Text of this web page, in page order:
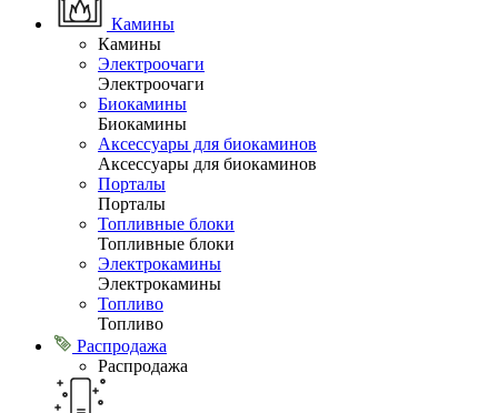
Камины
Камины
Электроочаги
Электроочаги
Биокамины
Биокамины
Аксессуары для биокаминов
Аксессуары для биокаминов
Порталы
Порталы
Топливные блоки
Топливные блоки
Электрокамины
Электрокамины
Топливо
Топливо
Распродажа
Распродажа